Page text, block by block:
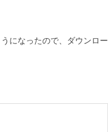
になったので、ダウンロー